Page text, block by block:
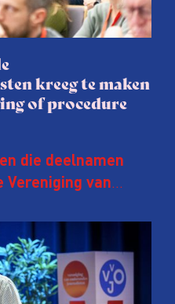
kreeg te maken
of procedure
die deelnamen
Vereniging van
maken met
juridische
werk. Dat kost
zij stress en